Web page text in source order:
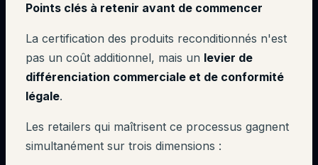
Points clés à retenir avant de commencer
La certification des produits reconditionnés n'est
pas un coût additionnel, mais un levier de
différenciation commerciale et de conformité
légale.
Les retailers qui maîtrisent ce processus gagnent
simultanément sur trois dimensions :